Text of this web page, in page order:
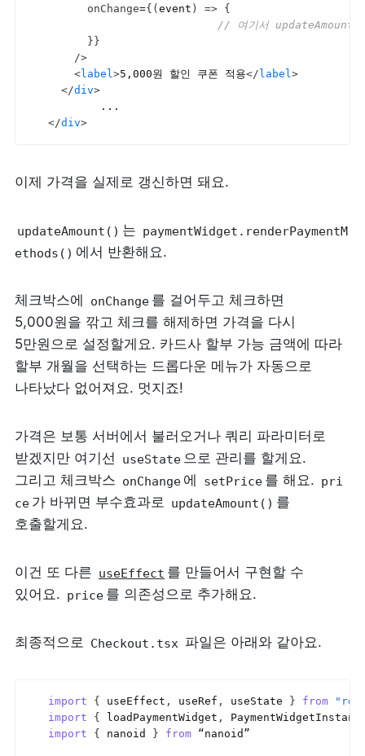
onChange={ ( event ) =>
{
// 여기서 updateAmount
} }
/>
<label>5,000원 할인 쿠폰 적용</ label>
</div>
</div>
이제 가격을 실제로 갱신하면 돼요.
updateAmount() 는 paymentWidget.renderPaymentM
ethods() 에서 반환해요.
체크박스에 onChange 를 걸어두고 체크하면
5,000원을 깎고 체크를 해제하면 가격을 다시
5만원으로 설정할게요. 카드사 할부 가능 금액에 따라
할부 개월을 선택하는 드롭다운 메뉴가 자동으로
나타났다 없어져요. 멋지죠!
가격은 보통 서버에서 불러오거나 쿼리 파라미터로
받겠지만 여기선
useState 으로 관리를 할게요.
그리고 체크박스 onChange 에 setPrice 를 해요. pri
ce 가 바뀌면 부수효과로 updateAmount() 를
호출할게요.
이건 또 다른 useEffect 를 만들어서 구현할 수
있어요. price 를 의존성으로 추가해요.
최종적으로 Checkout.tsx 파일은 아래와 같아요.
import { useEffect , useRef , useState } from
import
{ loadPaymentWidget ,
import
{ nanoid } from “nanoid”